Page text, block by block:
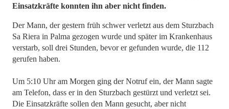
Einsatzkräfte konnten ihn aber nicht finden.
Der Mann, der gestern früh schwer verletzt aus dem Sturzbach
Sa Riera in Palma gezogen wurde und später im Krankenhaus
verstarb, soll drei Stunden, bevor er gefunden wurde, die 112
gerufen haben.
Um 5:10 Uhr am Morgen ging der Notruf ein, der Mann sagte
am Telefon, dass er in den Sturzbach gestürzt und verletzt sei.
Die Einsatzkräfte sollen den Mann gesucht, aber nicht